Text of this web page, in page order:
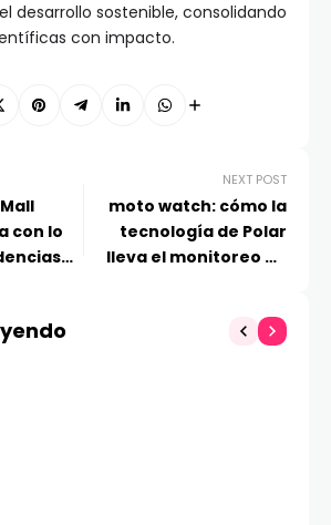
desarrollo sostenible, consolidando
con impacto.
con lo
NEXT POST
moto watch: cómo la
tecnología de Polar
lleva el monitoreo de